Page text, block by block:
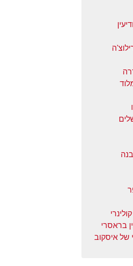
בראסרי
של איסקוב